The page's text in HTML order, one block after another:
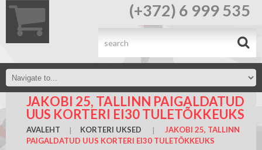
(+372) 6 999 535
JAKOBI 25, TALLINN PAIGALDATUD
UUS KORTERI EI30 TULETÕKKEUKS
AVALEHT KORTERI UKSED
JAKOBI 25, TALLINN
PAIGALDATUD UUS KORTERI EI30 TULETÕKKEUKS